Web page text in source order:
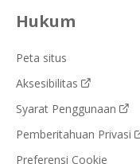
Hukum
Peta situs
Aksesibilitas
Syarat Penggunaan
Pemberitahuan Privasi
Preferensi Cookie